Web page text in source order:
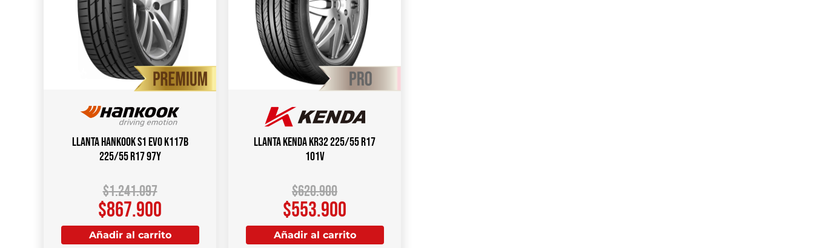
Llanta HANKOOK S1 Evo K117B
225/55 R17 97Y
$1.241.097
$867.900
Añadir al carrito
Llanta KENDA KR32 225/55 R17
101V
$620.900
$553.900
Añadir al carrito